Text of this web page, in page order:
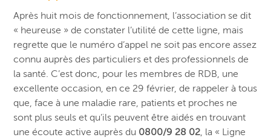
Après huit mois de fonctionnement, l’association se dit
« heureuse » de constater l’utilité de cette ligne, mais
regrette que le numéro d’appel ne soit pas encore assez
connu auprès des particuliers et des professionnels de
la santé. C’est donc, pour les membres de RDB, une
excellente occasion, en ce 29 février, de rappeler à tous
que, face à une maladie rare, patients et proches ne
sont plus seuls et qu’ils peuvent être aidés en trouvant
une écoute active auprès du 0800/9 28 02, la « Ligne